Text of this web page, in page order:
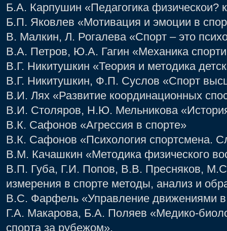
Б.А. Карпушин «Педагогика физическои?
Б.П. Яковлев «Мотивация и эмоции в
В. Малкин, Л. Рогалева «Спорт – это
В.А. Петров, Ю.А. Гагин «Механика
В.Г. Никитушкин «Теория и методика
В.Г. Никитушкин, Ф.П. Суслов «Спорт
В.И. Лях «Развитие координационных
В.И. Столяров, Н.Ю. Мельникова
В.К. Сафонов «Агрессия в спорте»
В.К. Сафонов «Психология спортсмена.
В.М. Качашкин «Методика физического
В.П. Губа, Г.И. Попов, В.В. Пресняков,
измерения в спорте методы, анализ и
В.С. Фарфель «Управление движениями в
Г.А. Макарова, Б.А. Поляев «Медико-
спорта за рубежом».